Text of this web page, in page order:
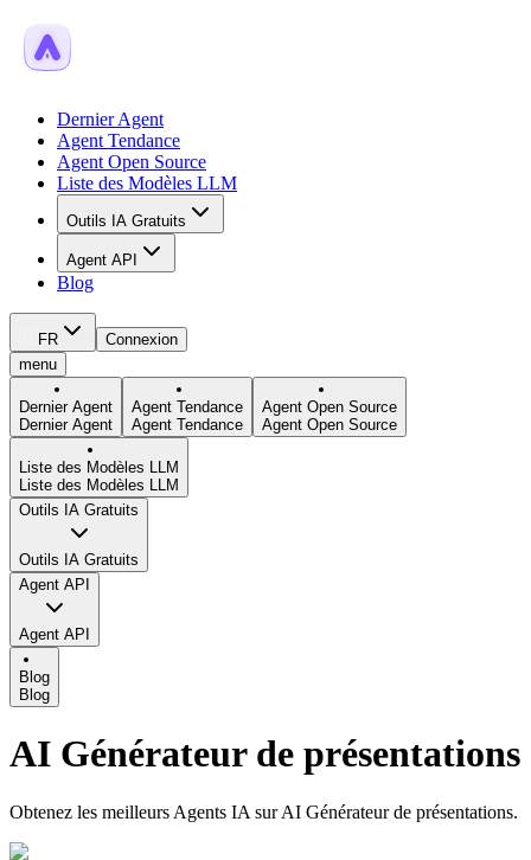
Dernier Agent
Agent Tendance
Agent Open Source
Liste des Modèles LLM
Outils IA Gratuits
Agent API
Blog
FR
Connexion
menu
Dernier Agent
Dernier Agent
Agent Tendance
Agent Tendance
Agent Open Source
Agent Open Source
Liste des Modèles LLM
Liste des Modèles LLM
Outils IA Gratuits
Outils IA Gratuits
Agent API
Agent API
Blog
Blog
AI Générateur de présentations
Obtenez les meilleurs Agents IA sur AI Générateur de présentations.